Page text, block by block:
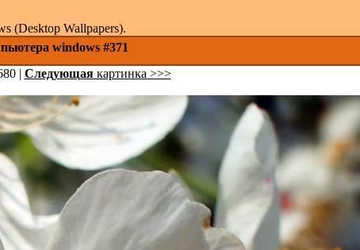
(Desktop Wallpapers).
windows #371
| Следующаякартинка >>>